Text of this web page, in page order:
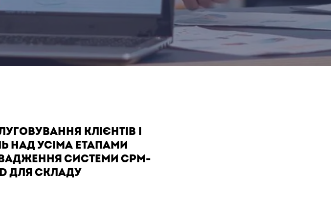
КЛІЄНТІВ І
НАД УСІМА ЕТАПАМИ
СИСТЕМИ СРМ-
ДЛЯ СКЛАДУ